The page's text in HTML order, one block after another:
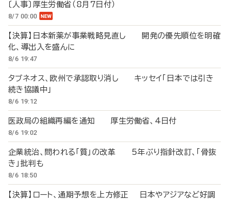
〔人事〕厚生労働省（8月7日付）
8/7 00:00
【決算】日本新薬が事業戦略見直し 開発の優先順位を明確
化、導出入を盛んに
8/6 19:47
タブネオス、欧州で承認取り消し キッセイ「日本では引き
続き協議中」
8/6 19:12
医政局の組織再編を通知 厚生労働省、4日付
8/6 19:02
企業統治、問われる「質」の改革 5年ぶり指針改訂、「骨抜
き」批判も
8/6 18:50
【決算】ロート、通期予想を上方修正 日本やアジアなど好調